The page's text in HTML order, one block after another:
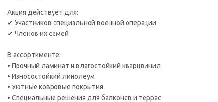
Акция действует для:
✔ Участников специальной военной операции
✔ Членов их семей
В ассортименте:
• Прочный ламинат и влагостойкий кварцвинил
• Износостойкий линолеум
• Уютные ковровые покрытия
• Специальные решения для балконов и террас